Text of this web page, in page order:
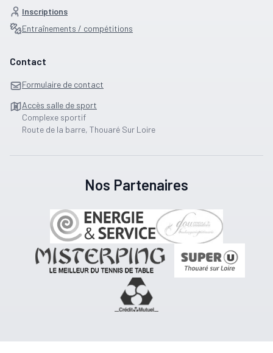
Inscriptions
Entraînements / compétitions
Contact
Formulaire de contact
Accès salle de sport
Complexe sportif
Route de la barre, Thouaré Sur Loire
Nos Partenaires